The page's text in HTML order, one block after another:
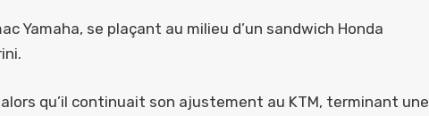
Yamaha, se plaçant au milieu d’un sandwich Honda
qu’il continuait son ajustement au KTM, terminant une